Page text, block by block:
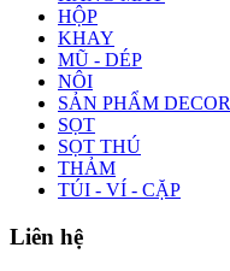
HỘP
KHAY
MŨ - DÉP
NÔI
SẢN PHẨM DECOR
SỌT
SỌT THÚ
THẢM
TÚI - VÍ - CẶP
Liên hệ